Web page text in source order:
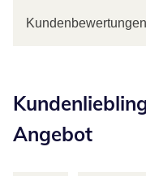
Kundenbewertungen
Angebot